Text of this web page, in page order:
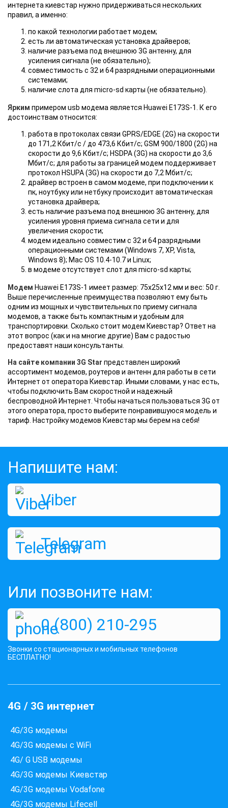
интернета киевстар нужно придерживаться нескольких
правил, а именно:
по какой технологии работает модем;
есть ли автоматическая установка драйверов;
наличие разъема под внешнюю 3G антенну, для
усиления сигнала (не обязательно);
совместимость с 32 и 64 разрядными операционными
системами;
наличие слота для micro-sd карты (не обязательно).
Ярким примером usb модема является Huawei E173S-1. К его
достоинствам относится:
работа в протоколах связи GPRS/EDGE (2G) на скорости
до 171,2 Кбит/с / до 473,6 Кбит/с; GSM 900/1800 (2G) на
скорости до 9,6 Кбит/с; HSDPA (3G) на скорости до 3,6
Мбит/с; для работы за границей модем поддерживает
протокол HSUPA (3G) на скорости до 7,2 Мбит/с;
драйвер встроен в самом модеме, при подключении к
пк, ноутбуку или нетбуку происходит автоматическая
установка драйвера;
есть наличие разъема под внешнюю 3G антенну, для
усиления уровня приема сигнала сети и для
увеличения скорости;
модем идеально совместим с 32 и 64 разрядными
операционными системами (Windows 7, XP, Vista,
Windows 8); Mac OS 10.4-10.7 и Linux;
в модеме отсутствует слот для micro-sd карты;
Модем Huawei E173S-1 имеет размер: 75x25x12 мм и вес: 50 г.
Выше перечисленные преимущества позволяют ему быть
одним из мощных и чувствительных по приему сигнала
модемов, а также быть компактным и удобным для
транспортировки. Сколько стоит модем Киевстар? Ответ на
этот вопрос (как и на многие другие) Вам с радостью
предоставят наши консультанты.
На сайте компании 3G Star представлен широкий
ассортимент модемов, роутеров и антенн для работы в сети
Интернет от оператора Киевстар. Иными словами, у нас есть,
чтобы подключить Вам скоростной и надежный
беспроводной Интернет. Чтобы начаться пользоваться 3G от
этого оператора, просто выберите понравившуюся модель и
тариф. Настройку модемов Киевстар мы берем на себя!
Напишите нам:
Viber
Telegram
Или позвоните нам:
0 (800) 210-295
Звонки со стационарных и мобильных телефонов
БЕСПЛАТНО!
4G / 3G интернет
4G/3G модемы
4G/3G модемы с WiFi
4G/ G USB модемы
4G/3G модемы Киевстар
4G/3G модемы Vodafone
4G/3G модемы Lifecell
Які провайдери працюють
за вашою адресою?
Перевірте доступність інтернету за 30 секунд
375+ провайдерів в базі